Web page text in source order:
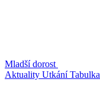
Mladší dorost
Aktuality UtkáníTabulka